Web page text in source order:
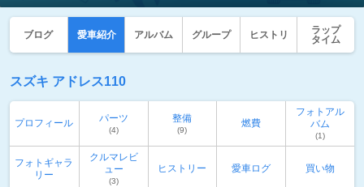
ブログ 愛車紹介 アルバム グループ ヒストリ
ラップ
タイム
スズキ アドレス110
プロフィール パーツ
(4)
整備
(9)
燃費
フォトアル
バム
(1)
フォトギャラ
リー
クルマレビ
ュー
(3)
ヒストリー 愛車ログ 買い物